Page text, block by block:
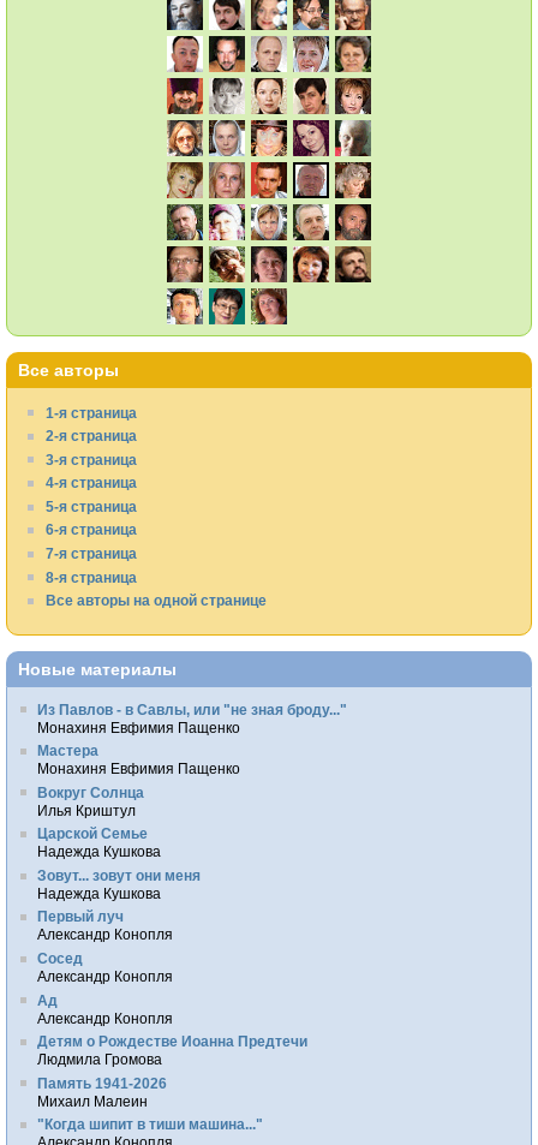
Все авторы
1-я страница
2-я страница
3-я страница
4-я страница
5-я страница
6-я страница
7-я страница
8-я страница
Все авторы на одной странице
Новые материалы
Из Павлов - в Савлы, или "не зная броду..."
Монахиня Евфимия Пащенко
Мастера
Монахиня Евфимия Пащенко
Вокруг Солнца
Илья Криштул
Царской Семье
Надежда Кушкова
Зовут... зовут они меня
Надежда Кушкова
Первый луч
Александр Конопля
Сосед
Александр Конопля
Ад
Александр Конопля
Детям о Рождестве Иоанна Предтечи
Людмила Громова
Память 1941-2026
Михаил Малеин
"Когда шипит в тиши машина..."